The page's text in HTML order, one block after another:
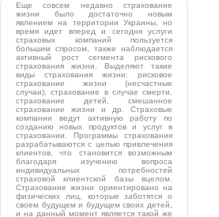
Еще совсем недавно страхование
жизни было достаточно новым
явлением на территории Украины, но
время идет вперед и сегодня услуги
страховых компаний пользуется
большим спросом, также наблюдается
активный рост сегмента рискового
страхования жизни. Выделяют такие
виды страхования жизни: рисковое
страхование жизни (несчастные
случаи), страхование в случае смерти,
страхование детей, смешанное
страхование жизни и др. Страховые
компании ведут активную работу по
созданию новых продуктов и услуг в
страховании. Программы страхования
разрабатываются с целью привлечения
клиентов, что становится возможным
благодаря изучению вопроса
индивидуальных потребностей
страховой клиентской базы вцелом.
Страхование жизни ориентировано на
физических лиц, которые заботятся о
своем будущем и будущем своих детей,
и на данный момент является такой же